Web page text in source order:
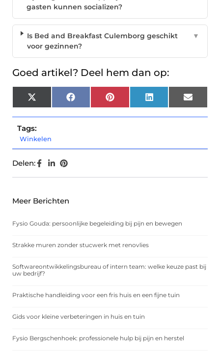
gasten kunnen socializen?
Is Bed and Breakfast Culemborg geschikt
voor gezinnen?
▼
Goed artikel? Deel hem dan op:
X
(Twitter)
Facebook Pinterest LinkedIn Email
Tags:
Winkelen
Delen:
Meer Berichten
Fysio Gouda: persoonlijke begeleiding bij pijn en bewegen
Strakke muren zonder stucwerk met renovlies
Softwareontwikkelingsbureau of intern team: welke keuze past bij
uw bedrijf?
Praktische handleiding voor een fris huis en een fijne tuin
Gids voor kleine verbeteringen in huis en tuin
Fysio Bergschenhoek: professionele hulp bij pijn en herstel